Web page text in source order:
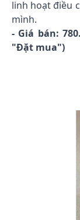
linh hoạt điều
mình.
- Giá bán:
"Đặt mua")